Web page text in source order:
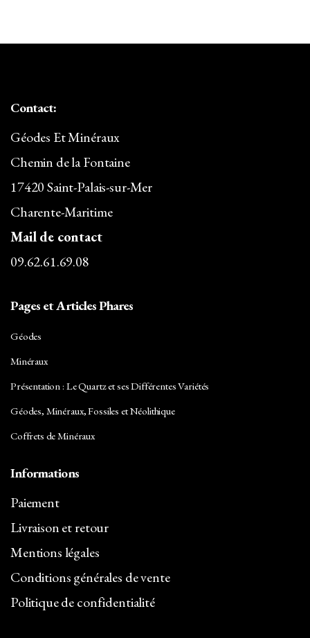
Contact:
Géodes Et Minéraux
Chemin de la Fontaine
17420 Saint-Palais-sur-Mer
Charente-Maritime
Mail de contact
09.62.61.69.08
Pages et Articles Phares
Géodes
Minéraux
Présentation : Le Quartz et ses Différentes Variétés
Géodes, Minéraux, Fossiles et Néolithique
Coffrets de Minéraux
Informations
Paiement
Livraison et retour
Mentions légales
Conditions générales de vente
Politique de confidentialité